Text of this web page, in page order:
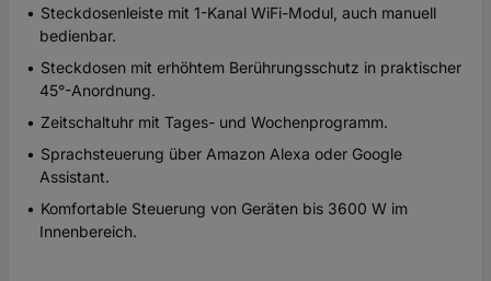
Steckdosenleiste mit 1-Kanal WiFi-Modul, auch manuell
bedienbar.
Steckdosen mit erhöhtem Berührungsschutz in praktischer
45°-Anordnung.
Zeitschaltuhr mit Tages- und Wochenprogramm.
Sprachsteuerung über Amazon Alexa oder Google
Assistant.
Komfortable Steuerung von Geräten bis 3600 W im
Innenbereich.